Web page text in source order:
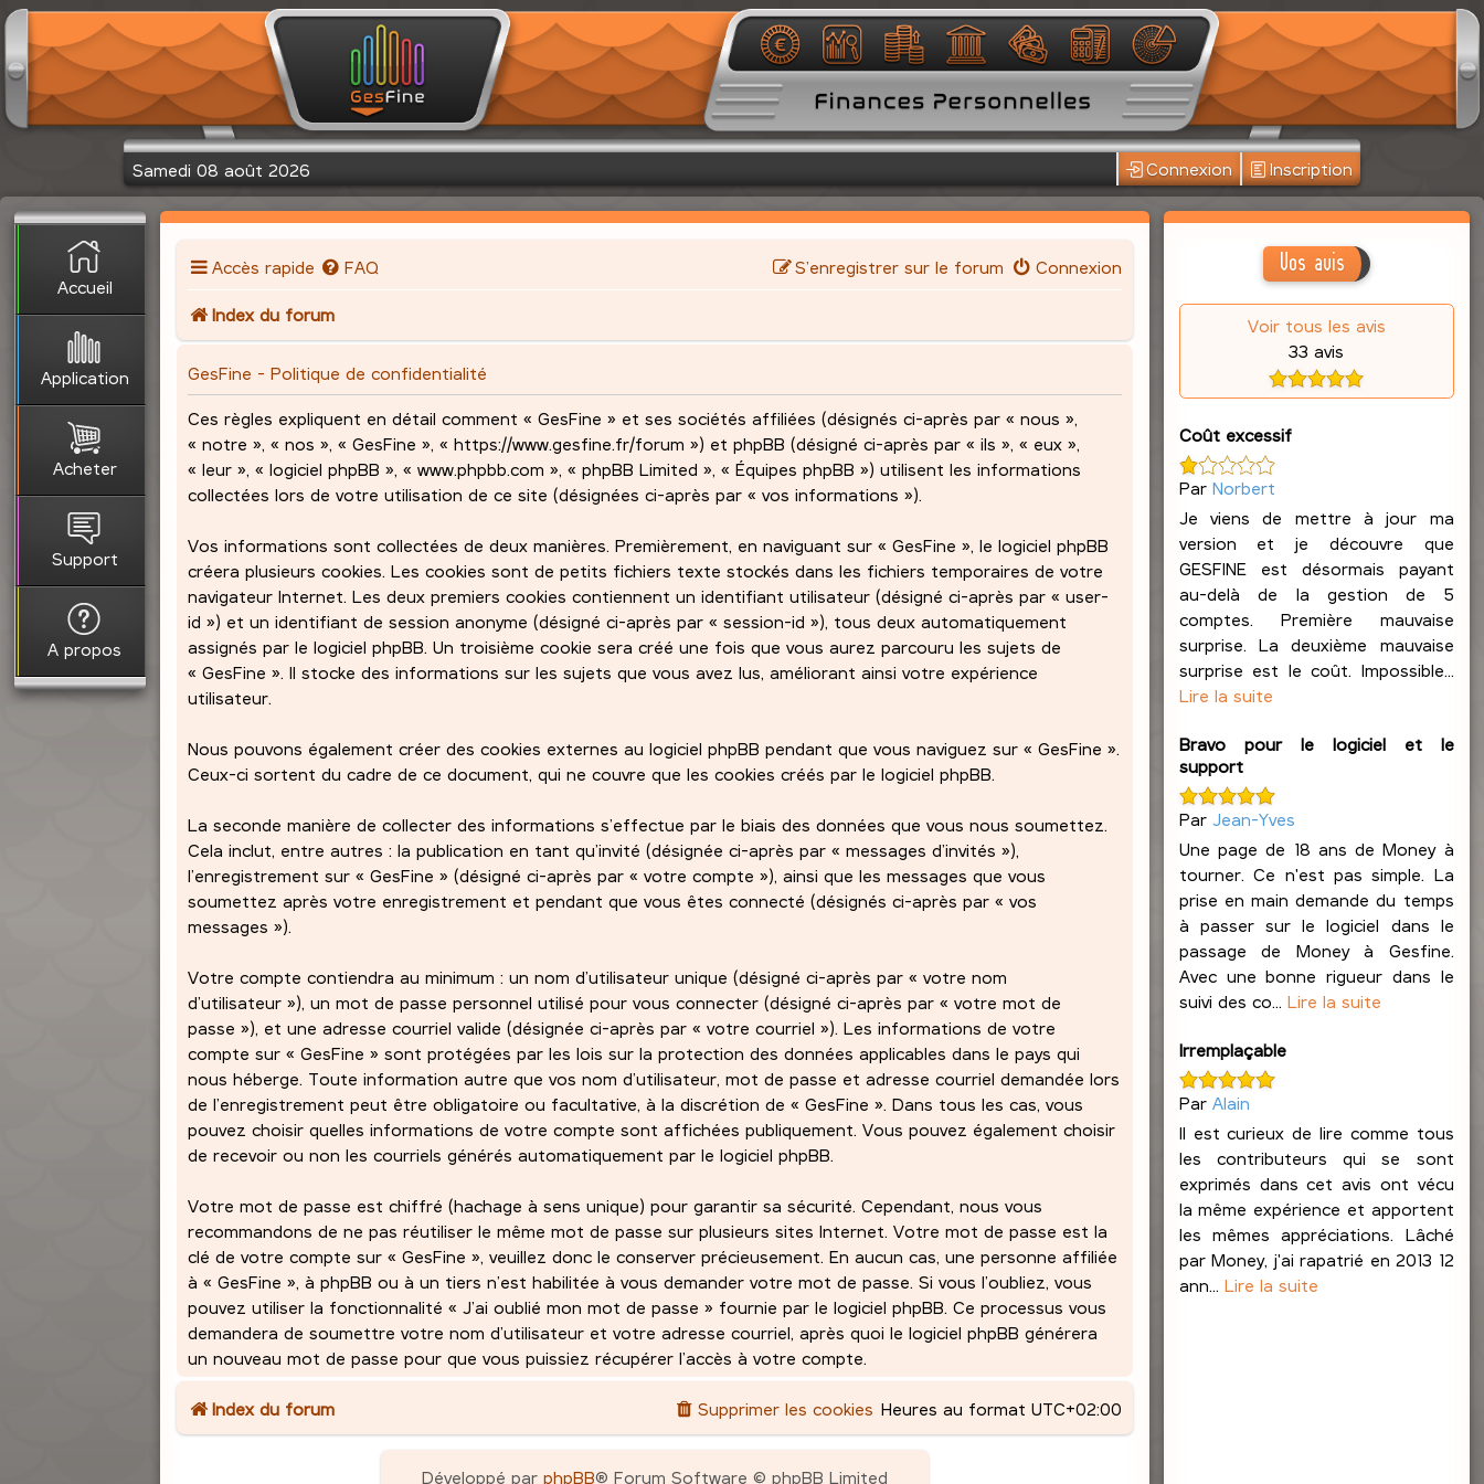
Samedi 08 août 2026 Connexion Inscription
Accueil
Application
Acheter
Support
A propos
Accès rapide FAQ Connexion
S’enregistrer sur le forum
Index du forum
GesFine - Politique de confidentialité
Ces règles expliquent en détail comment « GesFine » et ses sociétés affiliées (désignés ci-après par « nous »,
« notre », « nos », « GesFine », « https://www.gesfine.fr/forum ») et phpBB (désigné ci-après par « ils », « eux »,
« leur », « logiciel phpBB », « www.phpbb.com », « phpBB Limited », « Équipes phpBB ») utilisent les informations
collectées lors de votre utilisation de ce site (désignées ci-après par « vos informations »).
Vos informations sont collectées de deux manières. Premièrement, en naviguant sur « GesFine », le logiciel phpBB
créera plusieurs cookies. Les cookies sont de petits fichiers texte stockés dans les fichiers temporaires de votre
navigateur Internet. Les deux premiers cookies contiennent un identifiant utilisateur (désigné ci-après par « user-
id ») et un identifiant de session anonyme (désigné ci-après par « session-id »), tous deux automatiquement
assignés par le logiciel phpBB. Un troisième cookie sera créé une fois que vous aurez parcouru les sujets de
« GesFine ». Il stocke des informations sur les sujets que vous avez lus, améliorant ainsi votre expérience
utilisateur.
Nous pouvons également créer des cookies externes au logiciel phpBB pendant que vous naviguez sur « GesFine ».
Ceux-ci sortent du cadre de ce document, qui ne couvre que les cookies créés par le logiciel phpBB.
La seconde manière de collecter des informations s’effectue par le biais des données que vous nous soumettez.
Cela inclut, entre autres : la publication en tant qu’invité (désignée ci-après par « messages d’invités »),
l’enregistrement sur « GesFine » (désigné ci-après par « votre compte »), ainsi que les messages que vous
soumettez après votre enregistrement et pendant que vous êtes connecté (désignés ci-après par « vos
messages »).
Votre compte contiendra au minimum : un nom d’utilisateur unique (désigné ci-après par « votre nom
d’utilisateur »), un mot de passe personnel utilisé pour vous connecter (désigné ci-après par « votre mot de
passe »), et une adresse courriel valide (désignée ci-après par « votre courriel »). Les informations de votre
compte sur « GesFine » sont protégées par les lois sur la protection des données applicables dans le pays qui
nous héberge. Toute information autre que vos nom d’utilisateur, mot de passe et adresse courriel demandée lors
de l’enregistrement peut être obligatoire ou facultative, à la discrétion de « GesFine ». Dans tous les cas, vous
pouvez choisir quelles informations de votre compte sont affichées publiquement. Vous pouvez également choisir
de recevoir ou non les courriels générés automatiquement par le logiciel phpBB.
Votre mot de passe est chiffré (hachage à sens unique) pour garantir sa sécurité. Cependant, nous vous
recommandons de ne pas réutiliser le même mot de passe sur plusieurs sites Internet. Votre mot de passe est la
clé de votre compte sur « GesFine », veuillez donc le conserver précieusement. En aucun cas, une personne affiliée
à « GesFine », à phpBB ou à un tiers n’est habilitée à vous demander votre mot de passe. Si vous l’oubliez, vous
pouvez utiliser la fonctionnalité « J’ai oublié mon mot de passe » fournie par le logiciel phpBB. Ce processus vous
demandera de soumettre votre nom d’utilisateur et votre adresse courriel, après quoi le logiciel phpBB générera
un nouveau mot de passe pour que vous puissiez récupérer l’accès à votre compte.
Index du forum Heures au format UTC+02:00
Supprimer les cookies
Développé par phpBB® Forum Software © phpBB Limited
Vos avis
Voir tous les avis
33 avis
Coût excessif
Par Norbert
Je viens de mettre à jour ma
version et je découvre que
GESFINE est désormais payant
au-delà de la gestion de 5
comptes. Première mauvaise
surprise. La deuxième mauvaise
surprise est le coût. Impossible...
Lire la suite
Bravo pour le logiciel et le
support
Par Jean-Yves
Une page de 18 ans de Money à
tourner. Ce n'est pas simple. La
prise en main demande du temps
à passer sur le logiciel dans le
passage de Money à Gesfine.
Avec une bonne rigueur dans le
suivi des co... Lire la suite
Irremplaçable
Par Alain
Il est curieux de lire comme tous
les contributeurs qui se sont
exprimés dans cet avis ont vécu
la même expérience et apportent
les mêmes appréciations. Lâché
par Money, j'ai rapatrié en 2013 12
ann... Lire la suite